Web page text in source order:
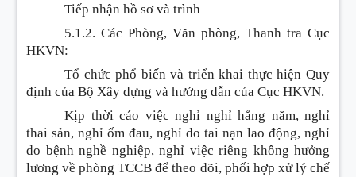
Tiếp nhận hồ sơ và trình
5.1.2. Các Phòng, Văn phòng, Thanh tra Cục
HKVN:
Tổ chức phổ biến và triển khai thực hiện Quy
định của Bộ Xây dựng và hướng dẫn của Cục HKVN.
Kịp thời cáo việc nghỉ nghỉ hằng năm, nghỉ
thai sản, nghỉ ốm đau, nghỉ do tai nạn lao động, nghỉ
do bệnh nghề nghiệp, nghỉ việc riêng không hưởng
lương về phòng TCCB để theo dõi, phối hợp xử lý chế